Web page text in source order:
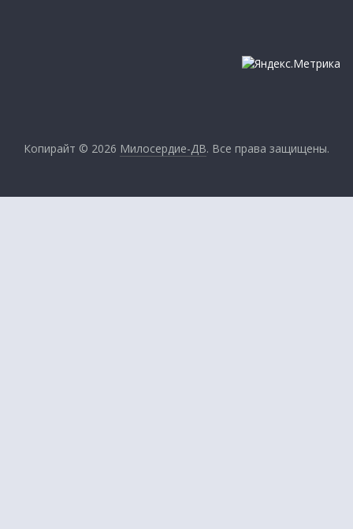
Копирайт © 2026 Милосердие-ДВ. Все права защищены.